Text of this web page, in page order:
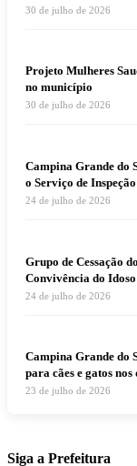
30 de julho de 2026
Projeto Mulheres
no município
30 de julho de 2026
Campina Grande do
o Serviço de
24 de julho de 2026
Grupo de Cessação
Convivência do Idoso
24 de julho de 2026
Campina Grande do
para cães e gatos
23 de julho de 2026
Siga a Prefeitura